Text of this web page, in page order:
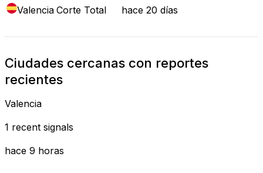
Valencia Corte Total hace 20 días
Ciudades cercanas con reportes
recientes
Valencia
1 recent signals
hace 9 horas